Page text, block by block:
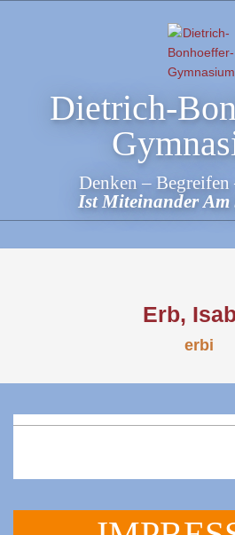
Dietrich-
Denken – Begreifen
Ist Miteinander Am
Erb,
erbi